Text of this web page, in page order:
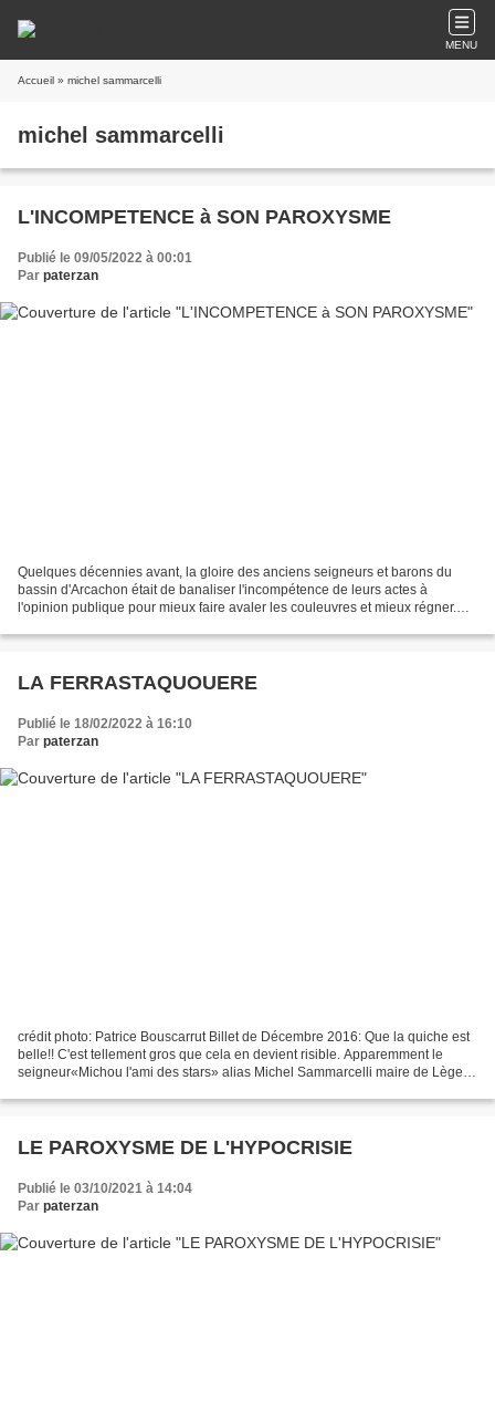
MENU
Accueil » michel sammarcelli
michel sammarcelli
L'INCOMPETENCE à SON PAROXYSME
Publié le 09/05/2022 à 00:01
Par paterzan
Quelques décennies avant, la gloire des anciens seigneurs et barons du
bassin d'Arcachon était de banaliser l'incompétence de leurs actes à
l'opinion publique pour mieux faire avaler les couleuvres et mieux régner.
LA FERRASTAQUOUERE
Publié le 18/02/2022 à 16:10
Par paterzan
crédit photo: Patrice Bouscarrut Billet de Décembre 2016: Que la quiche est
belle!! C'est tellement gros que cela en devient risible. Apparemment le
seigneur«Michou l'ami des stars» alias Michel Sammarcelli maire de Lège
LE PAROXYSME DE L'HYPOCRISIE
Publié le 03/10/2021 à 14:04
Par paterzan